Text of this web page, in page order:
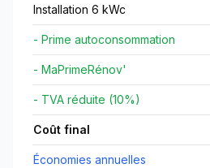
Installation 6 kWc
- Prime autoconsommation
- MaPrimeRénov'
- TVA réduite (10%)
Coût final
Économies annuelles